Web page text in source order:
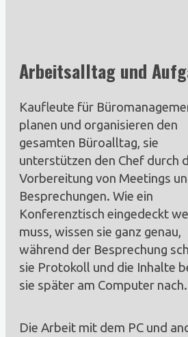
Arbeitsalltag und
Kaufleute für
planen und organisieren den
gesamten Büroalltag, sie
unterstützen den Chef durch
Vorbereitung von Meetings
Besprechungen. Wie ein
Konferenztisch eingedeckt
muss, wissen sie ganz genau,
während der Besprechung
sie Protokoll und die Inhalte
sie später am Computer nach.
Die Arbeit mit dem PC und